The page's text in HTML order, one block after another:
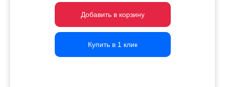
Добавить в корзину
Добавить в корзину
Добавить в корзину
Купить в 1 клик
Купить в 1 клик
Купить в 1 клик